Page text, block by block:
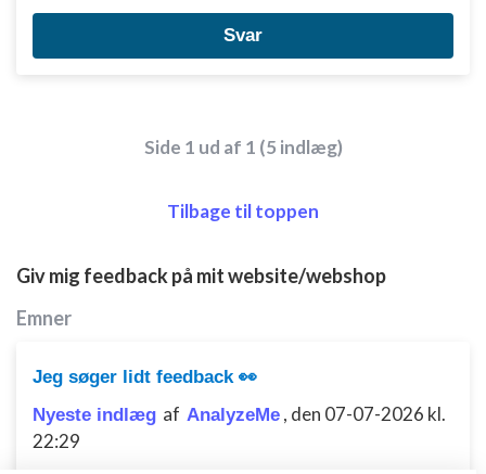
Svar
Side 1 ud af 1 (5 indlæg)
Tilbage til toppen
Giv mig feedback på mit website/webshop
Emner
Jeg søger lidt feedback 👀
Nyeste indlæg af AnalyzeMe , den 07-07-2026 kl.
22:29